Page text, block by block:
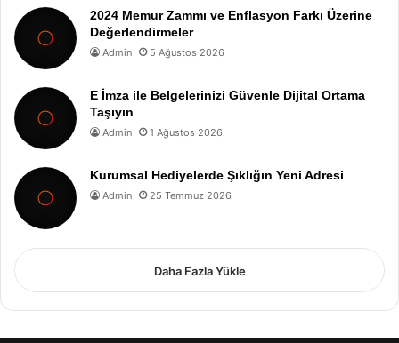
2024 Memur Zammı ve Enflasyon Farkı Üzerine
Değerlendirmeler
Admin 5 Ağustos 2026
E İmza ile Belgelerinizi Güvenle Dijital Ortama
Taşıyın
Admin 1 Ağustos 2026
Kurumsal Hediyelerde Şıklığın Yeni Adresi
Admin 25 Temmuz 2026
Daha Fazla Yükle